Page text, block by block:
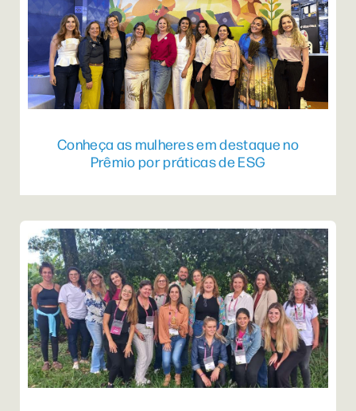
Conheça as mulheres em destaque no
Prêmio por práticas de ESG